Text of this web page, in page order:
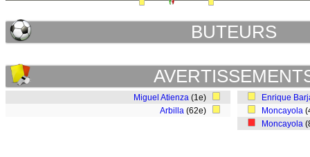
BUTEURS
Miguel Atienza (1e)
Arbilla (62e)
Enrique
Moncayola
Moncayola